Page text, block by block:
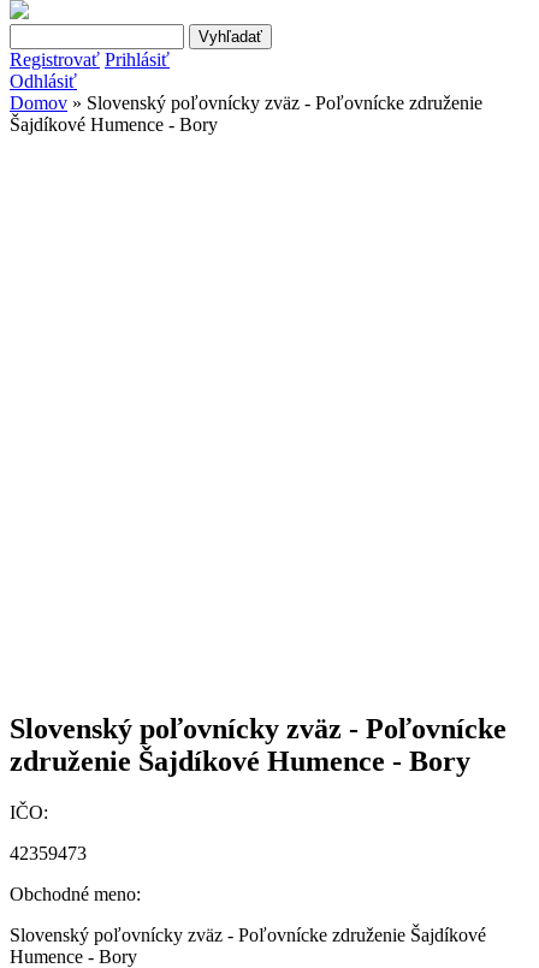
Vyhľadávanie
Registrovať Prihlásiť
Odhlásiť
Nachádzate sa tu
Domov » Slovenský poľovnícky zväz - Poľovnícke združenie
Šajdíkové Humence - Bory
Slovenský poľovnícky zväz - Poľovnícke
združenie Šajdíkové Humence - Bory
IČO:
42359473
Obchodné meno:
Slovenský poľovnícky zväz - Poľovnícke združenie Šajdíkové
Humence - Bory